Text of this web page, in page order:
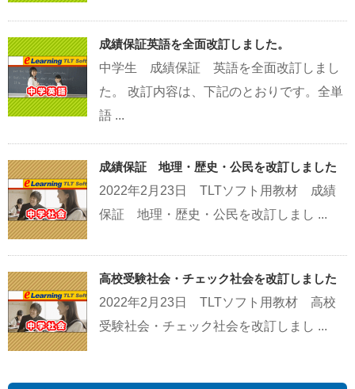
成績保証英語を全面改訂しました。
中学生 成績保証 英語を全面改訂しまし
た。 改訂内容は、下記のとおりです。全単
語 ...
成績保証 地理・歴史・公民を改訂しました
2022年2月23日 TLTソフト用教材 成績
保証 地理・歴史・公民を改訂しまし ...
高校受験社会・チェック社会を改訂しました
2022年2月23日 TLTソフト用教材 高校
受験社会・チェック社会を改訂しまし ...